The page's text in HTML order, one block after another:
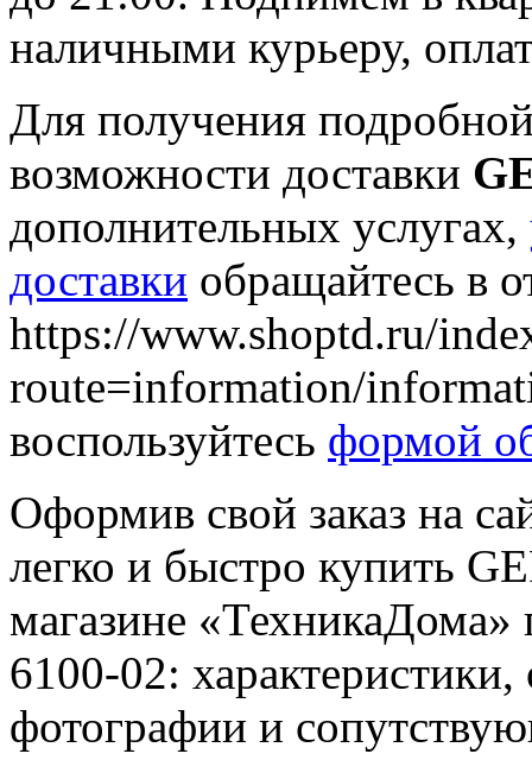
наличными курьеру,
Для получения
возможности доставки
дополнительных услугах,
доставки обращайтесь в
https://www.shoptd.ru/
route=information/
воспользуйтесь формой
Оформив свой заказ на
легко и быстро купить
магазине
6100-02:
фотографии и